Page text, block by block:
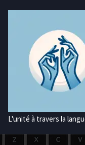
L'unité à travers la